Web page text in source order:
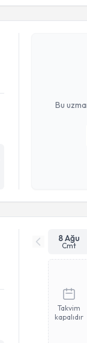
Bu
Kişisel
8 Ağu
Cmt
Takvim
kapalıdır